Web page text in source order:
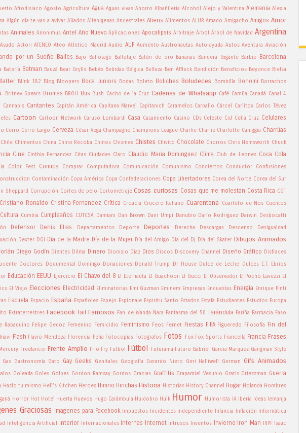
Afrodisiaco Agosto Agricultura Agua Aguas vivas Ahorro Albañileria Alcohol Alejo y Valentina Alemania Alexia
Algún día te vas a avivar Aliados Alienigenas Ancestrales Aliens Alimentos ALUR Amado Amigacho Amigos Amor
Animales Anonimus Antel Año Nuevo Aplicaciones Apocalipsis Arbitraje Árbol Árbol de Navidad Argentina
Asado Astori ATENEO Ateo Atletico Madrid Audio AUF Aumento Austronautas Auto-ayuda Autos Aventura Aviación
por un Sueño Bailes Bajo Ballotage Ballotaje Balón de oro Bananas Bandera Gigante Barbie Barcelona
Batería Batman Bauzá Bear Grylls Bebés Bebidas Bélgica Belleza Ben Affleck Bendición Beneficios Beyonce Bielsa
Blink 182 Blog Bloopers Boca Juniors Bodas Boleto Boliches Boludeces Bombilla Bonomi
Borrachos
Britney Spears Bromas BROU Bus Bush Cacho de la Cruz Cadenas de Whatsapp Café Camila Canadá Canal 4
Cannabis Cantantes Capitán América Capitana Marvel Capitanich Caramelos Carballo Cárcel Carlitox Carlos Tévez
Cartoon Cartoon Network Caruso Lombardi Casa Casamiento Casino CDs Celeste Cid Celia Cruz Celulares
Cerro Cerro Largo Cerveza César Vega Champagne Champions League Charlie Charlie Charlotte Caniggia Charrúas
Chile Chimentos China Chino Recoba Chinos Chismes Chistes Chivito Chocolate Chorros Chris Hemsworth Chuck
Cine Cinthia Fernandez Citas Ciudades Claro Claudio Maria Dominguez Clima Club de Leones Coca Cola
Color Fest Comida Comprar Computadora Comunicación Comunismo Conciertos Conductor Confusiones
Contaminación Copa América Copa Confederaciones Copa Libertadores Corea del Norte Corea del Sur
Sheppard Corrupción Cortes de pelo Cortometraje Cosas curiosas Cosas que me molestan Costa Rica COT
Cristiano Ronaldo Cristina Fernandez Crítica Croacia Crucero Italiano Cuarentena Cuarteto de Nos Cuentos
Cultura Cumbia Cumpleaños CUTCSA Damiani Dan Brown Dani Umpi Danubio Darío Rodriguez Darwin Desbocatti
Defensor Denis Elias Departamentos Deporte Deportes Derecha Descargas Descenso Desigualdad
Dexter DGI Día de la Madre Día de la Mujer Día del Amigo Día del Dj Día del Skater Dibujos Animados
Diego Godín Dientes Dilma Dinero Dionisio Díaz Dios Discos Discovery Channel Diseño Gráfico Disfraces
Doctores Documental Domingo Donaciones Donald Trump Dr House Dulce de Leche Dulces E.T. Ebrios
Educación EEUU Ejercicio El Chavo del 8 El Eternauta El Guachoon El Gucci El Observador El Pocho Lavezzi El
El Viejo Elecciones Electricidad Eliminatorias Emi Guzman Eminem Empresas Encuestas Energía Enrique Pinti
Escuela Espacio España Españoles Espejo Espionaje Espiritu Santo Estados Estafa Estudiantes Estudios Europa
Extraterrestres Facebook Fail Famosos Fan de Wanda Nara Fantasma del 50 Farándula Fariña Farmacia Faso
Rabaquino Felipe Gedoz Femenino Femicidio Feminismo Feos Fernet Fiestas FIFA Figueredo Filosofía Fin del
Flash Flavio Mendoza Florencia Peña Fotocopias Fotografos Fotos Fox Fox Sports Francella Francia Frases
Freelancer Frente Amplio Frio Fry Futbol Fútbol Futurama Futuro Gabriel Garcia Marquez Gangman Style
Gas Gastronomía Gato Gay Geeks Genitales Geografía Gerardo Nieto Geri Halliwell German Gifs Animados
Goleada Goles Golpes Gordon Ramsay Gordos Gracias Graffitis Grapamiel Vesubio Gratis Griezzman Guerra
Hazlo tu mismo Hell's Kitchen Heroes Himno Hinchas Historia Historias History Channel Hogar Holanda Hombres
Horror Hot Hotel Huerta Huevos Hugo Carámbula Huidobro Hulk Humor Humorista IA Iberia Ideas Iemanja
Graciosas Imagenes para Facebook Impuestos Incidentes Independiente Infancia Inflación Informática
Inteligencia Artificial Interior Internacionales Internas Internet Intrusos Inventos Invierno Iron Man IRPF
Isaac